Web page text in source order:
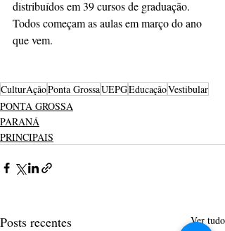
distribuídos em 39 cursos de graduação.
Todos começam as aulas em março do ano
que vem.
CulturAçãoPonta GrossaUEPGEducaçãoVestibular
PONTA GROSSA
PARANÁ
PRINCIPAIS
Posts recentes Ver tudo